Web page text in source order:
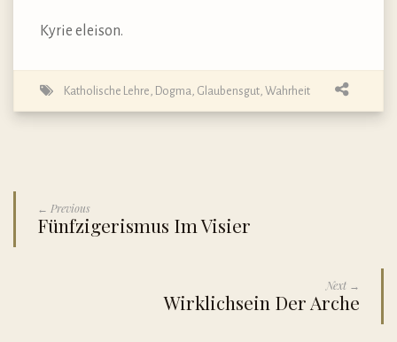
Kyrie eleison.
Katholische Lehre, Dogma, Glaubensgut Wahrheit
← Previous
Fünfzigerismus Im Visier
Next →
Wirklichsein Der Arche